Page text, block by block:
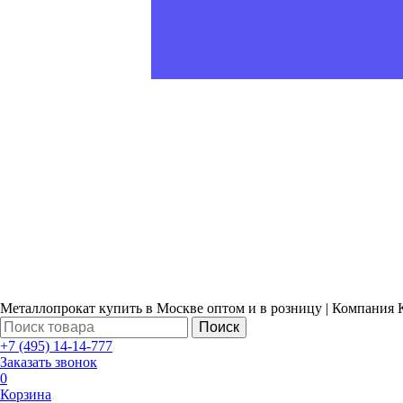
Металлопрокат купить в Москве оптом и в розницу | Компания
Поиск
+7 (495) 14-14-777
Заказать звонок
0
Корзина